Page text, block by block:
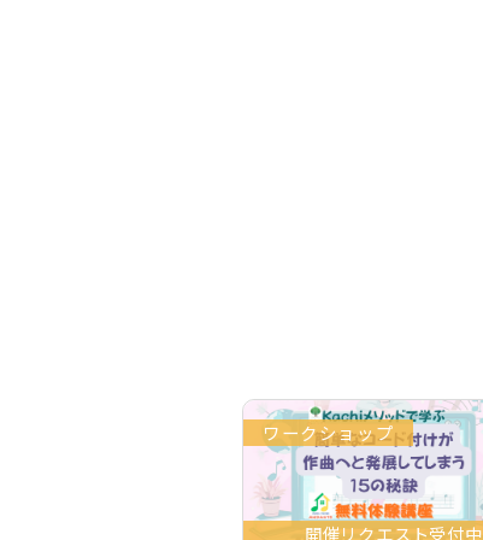
ワークショップ
開催リクエスト受付中